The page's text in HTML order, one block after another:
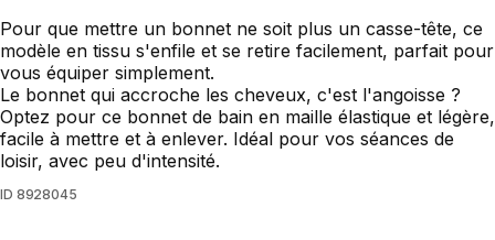
Pour que mettre un bonnet ne soit plus un casse-tête, ce
modèle en tissu s'enfile et se retire facilement, parfait pour
vous équiper simplement.
Le bonnet qui accroche les cheveux, c'est l'angoisse ?
Optez pour ce bonnet de bain en maille élastique et légère,
facile à mettre et à enlever. Idéal pour vos séances de
loisir, avec peu d'intensité.
ID 8928045